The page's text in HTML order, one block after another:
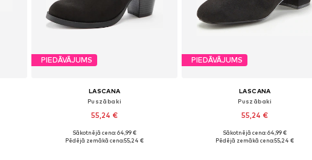
PIEDĀVĀJUMS
LASCANA
Puszābaki
55,24 €
Pieejamie izmēri: 35, 36, 38, 39, 40, 41
Sākotnējā cena: 64,99 €
Pēdējā zemākā cena:55,24 €
PIEDĀVĀJUMS
LASCANA
Puszābaki
55,24 €
Pieejamie izmēri: 36, 37, 38, 39, 40, 41
Sākotnējā cena: 64,99 €
Pēdējā zemākā cena:55,24 €